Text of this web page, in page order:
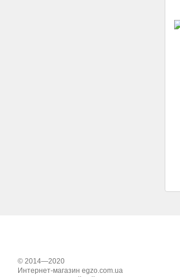
© 2014—2020
Интернет-магазин egzo.com.ua